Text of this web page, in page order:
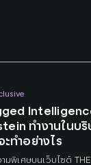
SCBX
ทำงานในบ
ทำอย่างไร
มพิเศษบนเว็บไซต์ THE